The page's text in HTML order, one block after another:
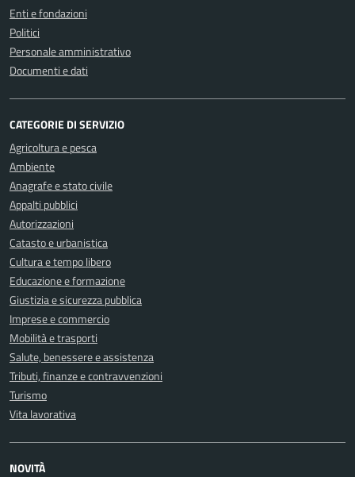
Enti e fondazioni
Politici
Personale amministrativo
Documenti e dati
CATEGORIE DI SERVIZIO
Agricoltura e pesca
Ambiente
Anagrafe e stato civile
Appalti pubblici
Autorizzazioni
Catasto e urbanistica
Cultura e tempo libero
Educazione e formazione
Giustizia e sicurezza pubblica
Imprese e commercio
Mobilità e trasporti
Salute, benessere e assistenza
Tributi, finanze e contravvenzioni
Turismo
Vita lavorativa
NOVITÀ